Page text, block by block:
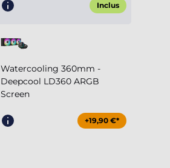
Inclus
Watercooling 360mm -
Deepcool LD360 ARGB
Screen
+19,90 €*